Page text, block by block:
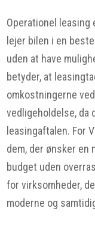
Operationel leasing
lejer bilen i en
uden at have
betyder, at
omkostningerne
vedligeholdelse, da
leasingaftalen. For
dem, der ønsker en
budget uden
for virksomheder,
moderne og